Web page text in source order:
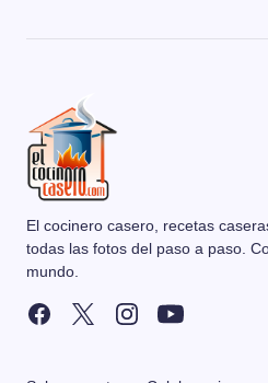
El cocinero casero, recetas
todas las fotos del paso a paso.
mundo.